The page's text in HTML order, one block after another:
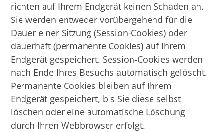
richten auf Ihrem Endgerät keinen Schaden an.
Sie werden entweder vorübergehend für die
Dauer einer Sitzung (Session-Cookies) oder
dauerhaft (permanente Cookies) auf Ihrem
Endgerät gespeichert. Session-Cookies werden
nach Ende Ihres Besuchs automatisch gelöscht.
Permanente Cookies bleiben auf Ihrem
Endgerät gespeichert, bis Sie diese selbst
löschen oder eine automatische Löschung
durch Ihren Webbrowser erfolgt.